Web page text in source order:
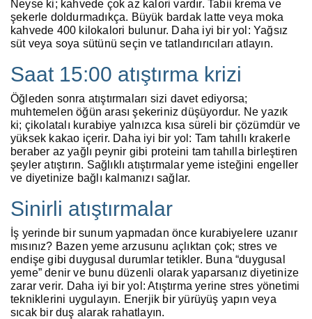
Neyse ki; kahvede çok az kalori vardır. Tabii krema ve
şekerle doldurmadıkça. Büyük bardak latte veya moka
kahvede 400 kilokalori bulunur. Daha iyi bir yol: Yağsız
süt veya soya sütünü seçin ve tatlandırıcıları atlayın.
Saat 15:00 atıştırma krizi
Öğleden sonra atıştırmaları sizi davet ediyorsa;
muhtemelen öğün arası şekeriniz düşüyordur. Ne yazık
ki; çikolatalı kurabiye yalnızca kısa süreli bir çözümdür ve
yüksek kakao içerir. Daha iyi bir yol: Tam tahıllı krakerle
beraber az yağlı peynir gibi proteini tam tahılla birleştiren
şeyler atıştırın. Sağlıklı atıştırmalar yeme isteğini engeller
ve diyetinize bağlı kalmanızı sağlar.
Sinirli atıştırmalar
İş yerinde bir sunum yapmadan önce kurabiyelere uzanır
mısınız? Bazen yeme arzusunu açlıktan çok; stres ve
endişe gibi duygusal durumlar tetikler. Buna “duygusal
yeme” denir ve bunu düzenli olarak yaparsanız diyetinize
zarar verir. Daha iyi bir yol: Atıştırma yerine stres yönetimi
tekniklerini uygulayın. Enerjik bir yürüyüş yapın veya
sıcak bir duş alarak rahatlayın.